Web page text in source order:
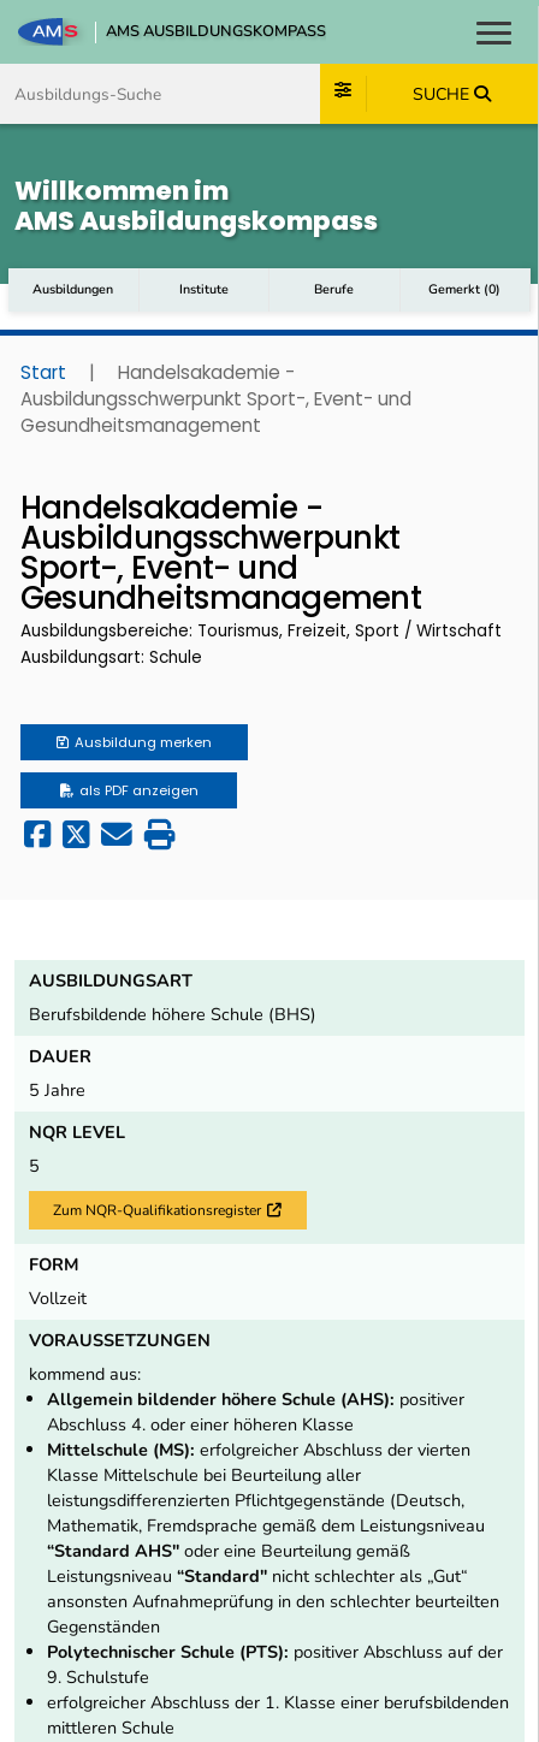
AMS AUSBILDUNGSKOMPASS
SUCHE
Willkommen im
AMS Ausbildungskompass
Ausbildungen Institute Berufe Gemerkt (0)
Start |
Handelsakademie -
Ausbildungsschwerpunkt Sport-, Event- und
Gesundheitsmanagement
Handelsakademie -
Ausbildungsschwerpunkt
Sport-, Event- und
Gesundheitsmanagement
Ausbildungsbereiche: Tourismus, Freizeit, Sport / Wirtschaft
Ausbildungsart: Schule
Ausbildung merken
als PDF anzeigen
AUSBILDUNGSART
Berufsbildende höhere Schule (BHS)
DAUER
5 Jahre
NQR LEVEL
5
Zum NQR-Qualifikationsregister Externer Link
FORM
Vollzeit
VORAUSSETZUNGEN
kommend aus:
Allgemein bildender höhere Schule (AHS): positiver
Abschluss 4. oder einer höheren Klasse
Mittelschule (MS): erfolgreicher Abschluss der vierten
Klasse Mittelschule bei Beurteilung aller
leistungsdifferenzierten Pflichtgegenstände (Deutsch,
Mathematik, Fremdsprache gemäß dem Leistungsniveau
“Standard AHS" oder eine Beurteilung gemäß
Leistungsniveau “Standard" nicht schlechter als „Gut“
ansonsten Aufnahmeprüfung in den schlechter beurteilten
Gegenständen
Polytechnischer Schule (PTS): positiver Abschluss auf der
9. Schulstufe
erfolgreicher Abschluss der 1. Klasse einer berufsbildenden
mittleren Schule